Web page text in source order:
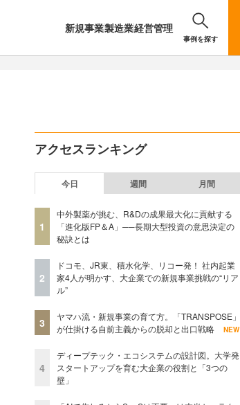
新規事業製造業経営管理
事例を探す
アクセスランキング
今日 週間 月間
1
中外製薬が挑む、R&Dの成果最大化に貢献する
「進化版FP＆A」──長期大型投資の意思決定の
秘訣とは
2
ドコモ、JR東、積水化学、リコー発！ 社内起業
家4人が明かす、大企業での新規事業挑戦の“リア
ル”
3
ヤマハ流・新規事業の育て方。「TRANSPOSE」
が仕掛ける自前主義からの脱却と出口戦略
NEW
4
ディープテック・エコシステムの設計図。大学発
スタートアップを育む大企業の役割と「3つの
壁」